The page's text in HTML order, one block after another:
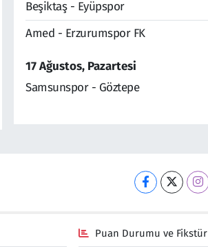
Beşiktaş - Eyüpspor
Amed - Erzurumspor FK
17 Ağustos, Pazartesi
Samsunspor - Göztepe
Puan Durumu ve Fikstür